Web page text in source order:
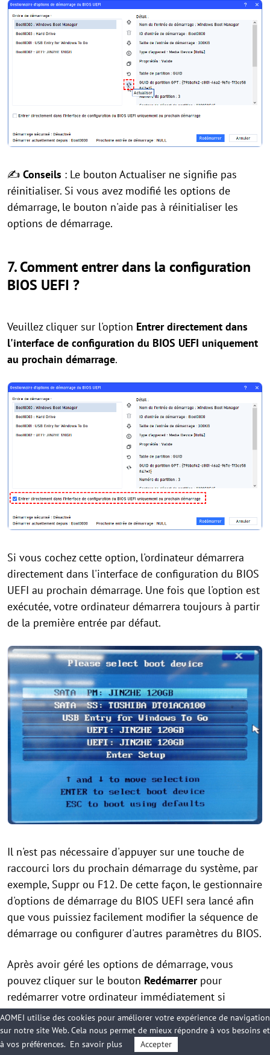
✍ Conseils : Le bouton Actualiser ne signifie pas
réinitialiser. Si vous avez modifié les options de
démarrage, le bouton n'aide pas à réinitialiser les
options de démarrage.
7. Comment entrer dans la configuration
BIOS UEFI ?
Veuillez cliquer sur l'option Entrer directement dans
l'interface de configuration du BIOS UEFI uniquement
au prochain démarrage.
Si vous cochez cette option, l'ordinateur démarrera
directement dans l'interface de configuration du BIOS
UEFI au prochain démarrage. Une fois que l'option est
exécutée, votre ordinateur démarrera toujours à partir
de la première entrée par défaut.
Il n'est pas nécessaire d'appuyer sur une touche de
raccourci lors du prochain démarrage du système, par
exemple, Suppr ou F12. De cette façon, le gestionnaire
d'options de démarrage du BIOS UEFI sera lancé afin
que vous puissiez facilement modifier la séquence de
démarrage ou configurer d'autres paramètres du BIOS.
Après avoir géré les options de démarrage, vous
pouvez cliquer sur le bouton Redémarrerpour
redémarrer votre ordinateur immédiatement si
nécessaire.
AOMEI utilise des cookies pour améliorer votre expérience de navigation
sur notre site Web. Cela nous permet de mieux répondre à vos besoins et
à vos préférences. En savoir plus Accepter